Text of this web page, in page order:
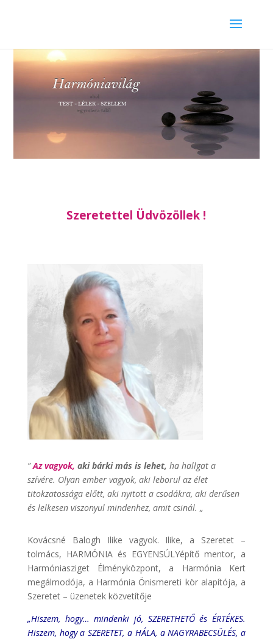
Szeretettel Üdvözöllek !
”Az vagyok, aki bárki más is lehet, ha hallgat a
szívére. Olyan ember vagyok, aki leborul az élet
titokzatossága előtt, aki nyitott a csodákra, aki derűsen
és lelkesen viszonyul mindenhez, amit csinál. „
Kovácsné Balogh Ilike vagyok. Ilike, a Szeretet –
tolmács, HARMÓNIA és EGYENSÚLYépítő mentor, a
Harmóniasziget Élményközpont, a Harmónia Kert
megálmodója, a Harmónia Önismereti kör alapítója, a
Szeretet – üzenetek közvetítője
„Hiszem, hogy… mindenki jó, SZERETHETŐ és ÉRTÉKES.
Hiszem, hogy a SZERETET, a HÁLA, a NAGYRABECSÜLÉS, a